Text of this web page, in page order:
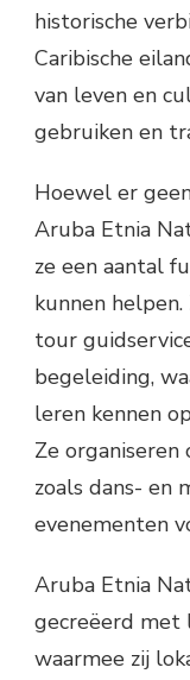
historische
Caribische
van leven en
gebruiken en
Hoewel er
Aruba Etnia
ze een aantal
kunnen
tour
begeleiding,
leren kennen
Ze
zoals dans- en
evenementen
Aruba Etnia
gecreëerd met
waarmee zij